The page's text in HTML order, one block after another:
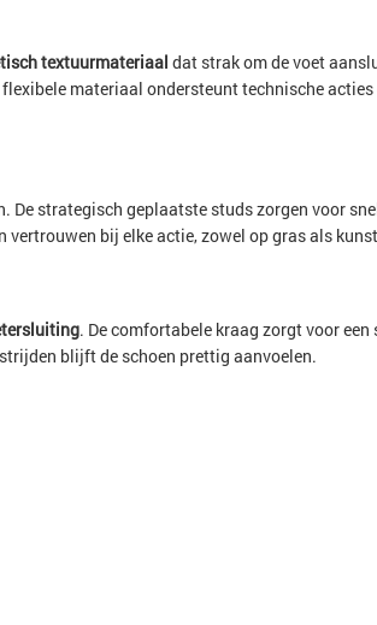
textuurmateriaal dat strak om de voet
materiaal ondersteunt technische acties
De strategisch geplaatste studs zorgen voor
bij elke actie, zowel op gras als
. De comfortabele kraag zorgt voor
blijft de schoen prettig aanvoelen.